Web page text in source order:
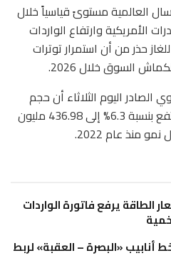
العالمية مستوىً قياسياً خلال
الأمريكية وارتفاع الواردات
للغاز حذر من أن استمرار توترات
السوق خلال 2026.
الصادر اليوم الثلاثاء أن حجم
تجارة الغاز الطبيعي المسال ارتفع بنسبة 6.3% إلى 436.98 مليون
الطاقة يرفع فاتورة الواردات
أنابيب «البصرة – العقبة» لربط